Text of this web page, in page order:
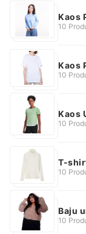
Kaos
10
Kaos
10
Kaos
10
T-
10
Baju
10